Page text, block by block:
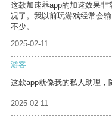
这款加速器app的加速效果
况了。我以前玩游戏经常会
不少。
2025-02-11
游客
这款app就像我的私人助理，
2025-02-11